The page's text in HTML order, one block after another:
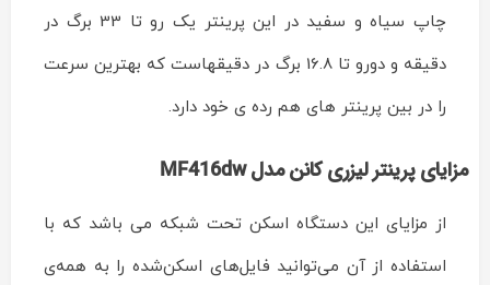
چاپ سیاه و سفید در این پرینتر یک رو تا 33 برگ در
دقیقه و دورو تا 16.8 برگ در دقیقهاست که بهترین سرعت
را در بین پرینتر های هم رده ی خود دارد.
مزایای پرینتر لیزری کانن مدلMF416dw
از مزایای این دستگاه اسکن تحت شبکه می باشد که با
استفاده از آن می‌توانید فایل‌های اسکن‌شده را به همه‌ی